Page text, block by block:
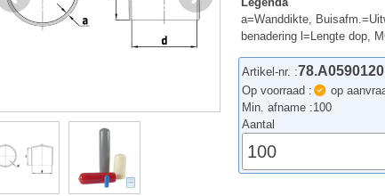
a=Wanddikte,
benadering l=Lengte dop,
Artikel-nr. :
Op voorraad :
op
Min. afname :100
Aantal